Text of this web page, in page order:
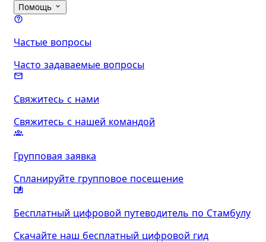
Помощь
Частые вопросы
Часто задаваемые вопросы
Свяжитесь с нами
Свяжитесь с нашей командой
Групповая заявка
Спланируйте групповое посещение
Бесплатный цифровой путеводитель по Стамбулу
Скачайте наш бесплатный цифровой гид